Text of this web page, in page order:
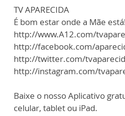
TV APARECIDA
É bom estar onde a Mãe
http://www.A12.com/
http://facebook.com/
http://twitter.com/
http://instagram.com/
Baixe o nosso Aplicativo
celular, tablet ou iPad.